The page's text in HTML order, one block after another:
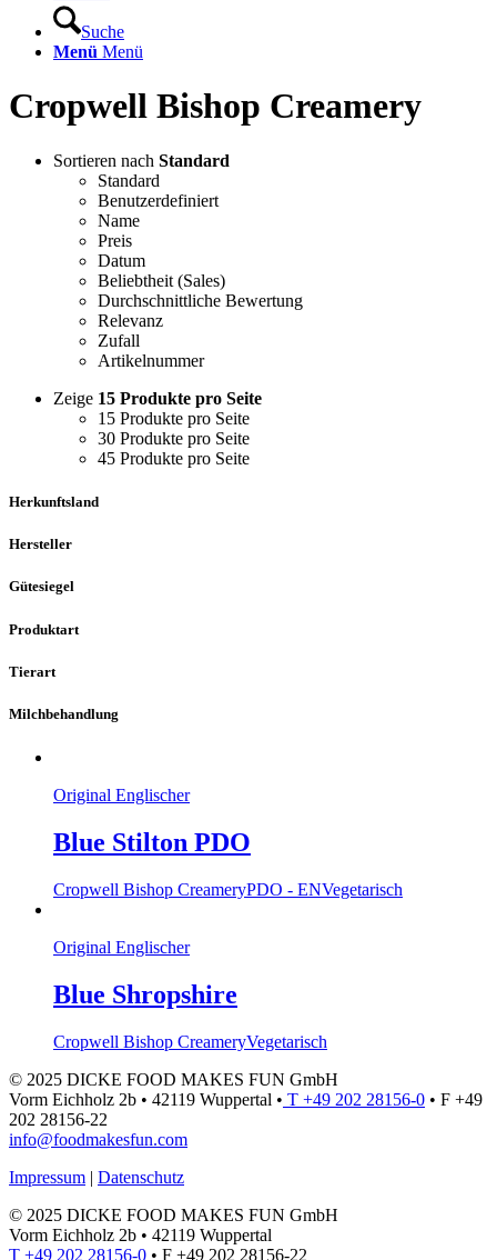
Suche
Menü Menü
Cropwell Bishop Creamery
Sortieren nach Standard
Standard
Benutzerdefiniert
Name
Preis
Datum
Beliebtheit (Sales)
Durchschnittliche Bewertung
Relevanz
Zufall
Artikelnummer
Zeige 15 Produkte pro Seite
15 Produkte pro Seite
30 Produkte pro Seite
45 Produkte pro Seite
Herkunftsland
Hersteller
Gütesiegel
Produktart
Tierart
Milchbehandlung
Original Englischer
Blue Stilton PDO
Cropwell Bishop CreameryPDO - ENVegetarisch
Original Englischer
Blue Shropshire
Cropwell Bishop CreameryVegetarisch
© 2025 DICKE FOOD MAKES FUN GmbH
Vorm Eichholz 2b • 42119 Wuppertal • T +49 202 28156-0 • F +49
202 28156-22
info@foodmakesfun.com
Impressum | Datenschutz
© 2025 DICKE FOOD MAKES FUN GmbH
Vorm Eichholz 2b • 42119 Wuppertal
T +49 202 28156-0 • F +49 202 28156-22